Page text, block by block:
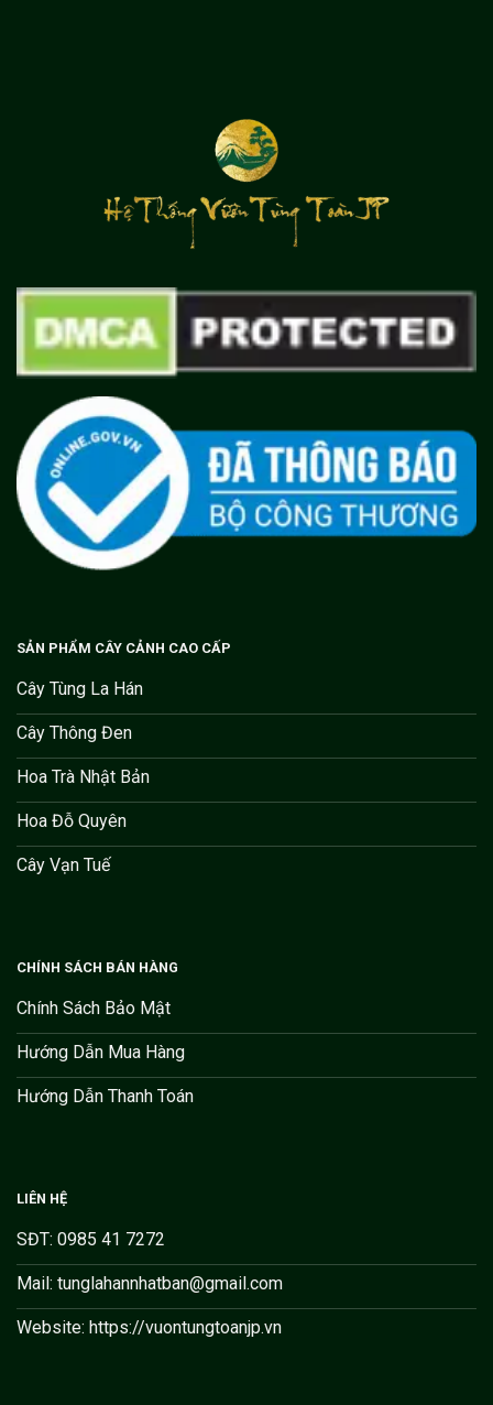
SẢN PHẨM CÂY CẢNH CAO CẤP
Cây Tùng La Hán
Cây Thông Đen
Hoa Trà Nhật Bản
Hoa Đỗ Quyên
Cây Vạn Tuế
CHÍNH SÁCH BÁN HÀNG
Chính Sách Bảo Mật
Hướng Dẫn Mua Hàng
Hướng Dẫn Thanh Toán
LIÊN HỆ
SĐT: 0985 41 7272
Mail: tunglahannhatban@gmail.com
Website: https://vuontungtoanjp.vn